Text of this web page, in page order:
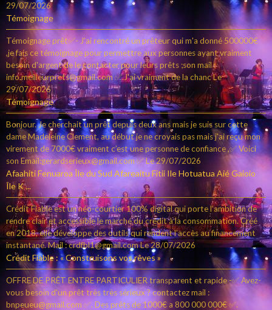
29/07/2026
Témoignage
Témoignage prêt✅- J'ai rencontré un prêteur qui m'a donné 500000€
,je fais ce témoignage pour permettre aux personnes ayant vraiment
besoin d'argent de le contacter pour leurs prêts ;son mail :
info.meilleurprets@gmail.com ✅.J'ai vraiment de la chancLe
29/07/2026
Témoignage
Bonjour. Je cherchait un prêt depuis deux ans mais je suis sur cette
dame Madeleine Clement, au début je ne croyais pas mais j'ai reçu mon
virement de 7000€ vraiment c’est une personne de confiance ,✅ Voici
son Email:gerardserieux@gmail.com ✅Le 29/07/2026
Afaahiti Fenuaroa Île du Sud Afareaitu Fitii Ile Hotuatua Aié Gaioio
Île K ...
Crédit Fiable est un néo-courtier 100% digital qui porte l’ambition de
rendre clair et accessible le marché du crédit à la consommation. Créé
en 2018, elle développe des outils qui rendent l’accès au financement
instantané. Mail : crdfbl1@gmail.comLe 28/07/2026
Crédit Fiable : « Construisons vos rêves »
OFFRE DE PRÊT ENTRE PARTICULIER transparent et rapide -✅ Avez-
vous besoin d'un prêt très très sérieux ? contactez mail :
bnpeueu@gmail.com ✅. Des prêts de 1000€ a 800 000 000€ ✅.